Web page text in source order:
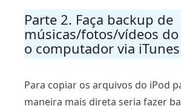
Parte 2. Faça backup de
músicas/fotos/vídeos
o computador via iTunes
Para copiar os arquivos do iPod
maneira mais direta seria fazer